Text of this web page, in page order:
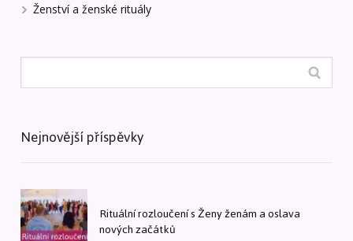
Ženství a ženské rituály
Nejnovější příspěvky
Rituální rozloučení s Ženy ženám a oslava
nových začátků